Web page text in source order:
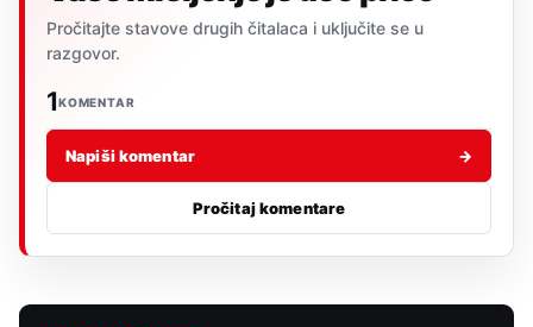
Pročitajte stavove drugih čitalaca i uključite se u
razgovor.
1KOMENTAR
Napiši komentar →
Pročitaj komentare